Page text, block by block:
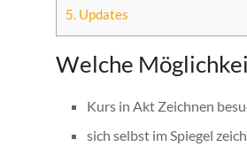
5. Updates
Welche
Kurs in Akt Zeichnen
sich selbst im Spiegel